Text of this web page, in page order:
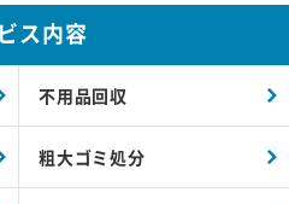
ス内容
不用品回収
粗大ゴミ処分